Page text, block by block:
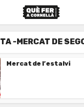
-MERCAT DE
Mercat de l’estalvi